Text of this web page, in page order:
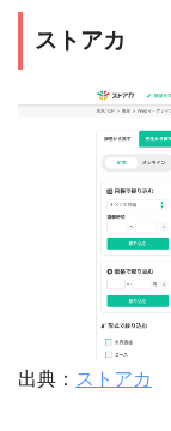
ストアカ
出典： ストアカ